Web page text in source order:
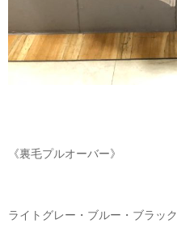
《裏毛プルオーバー》
ライトグレー・ブルー・ブラック